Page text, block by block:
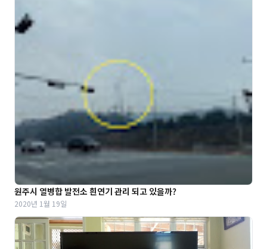
원주시 열병합 발전소 흰연기 관리 되고 있을까?
2020년 1월 19일